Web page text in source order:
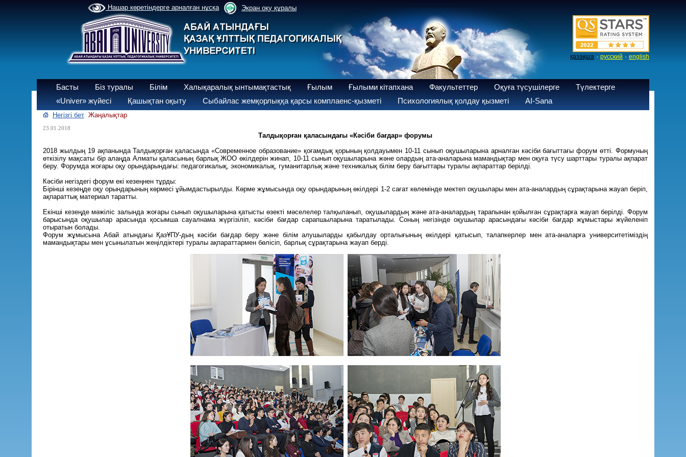
Нашар көретіндерге арналған нұсқа Экран оқу құралы
қазақша · русский · english
Басты Біз туралы Білім Халықаралық ынтымақтастық Ғылым Ғылыми кітапхана Факультеттер Оқуға түсушілерге
Түлектерге
«Univer» жүйесі
Қашықтан оқыту Сыбайлас жемқорлыққа қарсы комплаенс-қызметі Психологиялық қолдау қызметі AI-Sana
Негізгі бет Жаңалықтар
23.01.2018
Талдықорған қаласындағы «Кәсіби бағдар» форумы
2018 жылдың 19 ақпанында Талдықорған қаласында «Современное образование» қоғамдық қорының қолдауымен 10-11 сынып оқушыларына арналған кәсіби бағыттағы форум өтті. Формуның
өткізілу мақсаты бір алаңда Алматы қаласының барлық ЖОО өкілдерін жинап, 10-11 сынып оқушыларына және олардың ата-аналарына мамандықтар мен оқуға түсу шарттары туралы ақпарат
беру. Форумда жоғары оқу орындарындағы: педагогикалық, экономикалық, гуманитарлық және техникалық білім беру бағыттары туралы ақпараттар берілді.
Кәсіби негіздегі форум екі кезеңнен тұрды:
Бірінші кезеңде оқу орындарының көрмесі ұйымдастырылды. Көрме жұмысында оқу орындарының өкілдері 1-2 сағат көлемінде мектеп оқушылары мен ата-аналардың сұрақтарына жауап беріп,
ақпараттық материал таратты.
Екінші кезеңде мәжіліс залында жоғары сынып оқушыларына қатысты өзекті мәселелер талқыланып, оқушылардың және ата-аналардың тарапынан қойылған сұрақтарға жауап берілді. Форум
барысында оқушылар арасында қосымша сауалнама жүргізіліп, кәсіби бағдар сарапшыларына таратылады. Соның негізінде оқушылар арасындағы кәсіби бағдар жұмыстары жүйеленіп
отыратын болады.
Форум жұмысына Абай атындағы ҚазҰПУ-дың кәсіби бағдар беру және білім алушыларды қабылдау орталығының өкілдері қатысып, талапкерлер мен ата-аналарға университетіміздің
мамандықтары мен ұсынылатын жеңілдіктері туралы ақпараттармен бөлісіп, барлық сұрақтарына жауап берді.